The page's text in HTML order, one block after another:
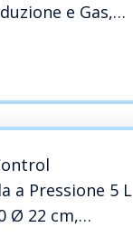
e Gas,
Facilitata,
Strati, Lavabile
a Pressione 5 L
Ø 22 cm,
Coperchio